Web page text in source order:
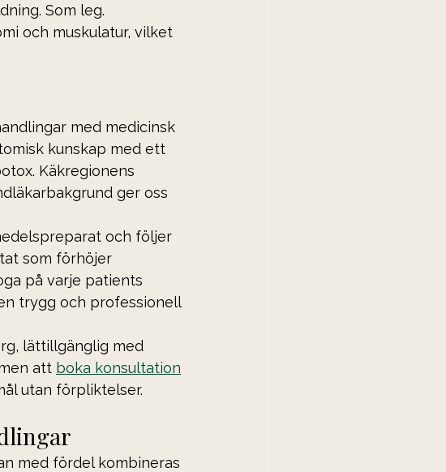
Som leg.
och muskulatur, vilket
med medicinsk
kunskap med ett
Käkregionens
ger oss
och följer
som förhöjer
på varje patients
trygg och professionell
lättillgänglig med
att boka konsultation
utan förpliktelser.
med fördel kombineras